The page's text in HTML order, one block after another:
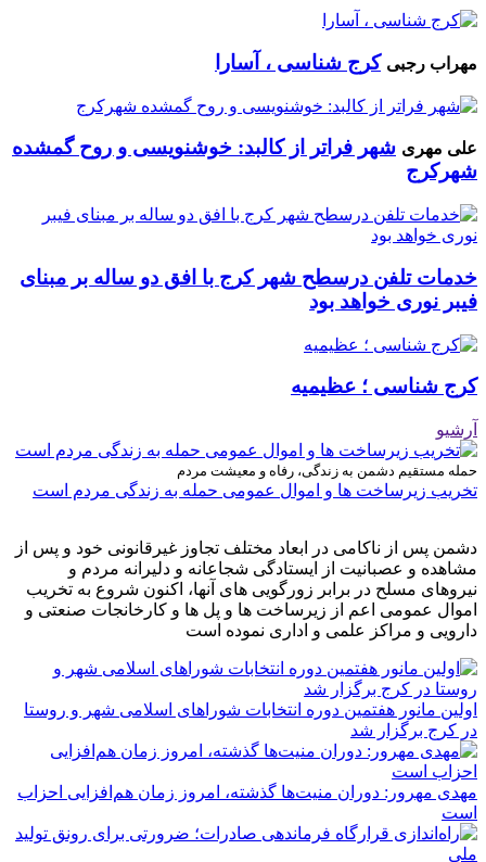
مهراب رجبی کرج شناسی ، آسارا
علی مهری شهر فراتر از کالبد: خوشنویسی و روح گمشده
شهرکرج
خدمات تلفن درسطح شهر کرج با افق دو ساله بر مبنای
فیبر نوری خواهد بود
کرج شناسی ؛ عظیمیه
آرشیو
حمله مستقیم دشمن به زندگی، رفاه و معیشت مردم
تخریب زیرساخت ها و اموال عمومی حمله به زندگی مردم است
دشمن پس از ناکامی در ابعاد مختلف تجاوز غیرقانونی خود و پس از
مشاهده و عصبانیت از ایستادگی شجاعانه و دلیرانه مردم و
نیروهای مسلح در برابر زورگویی های آنها، اکنون شروع به تخریب
اموال عمومی اعم از زیرساخت ها و پل ها و کارخانجات صنعتی و
دارویی و مراکز علمی و اداری نموده است
اولین مانور هفتمین دوره انتخابات شوراهای اسلامی شهر و روستا
در کرج برگزار شد
مهدی مهرور: دوران منیت‌ها گذشته، امروز زمان هم‌افزایی احزاب
است